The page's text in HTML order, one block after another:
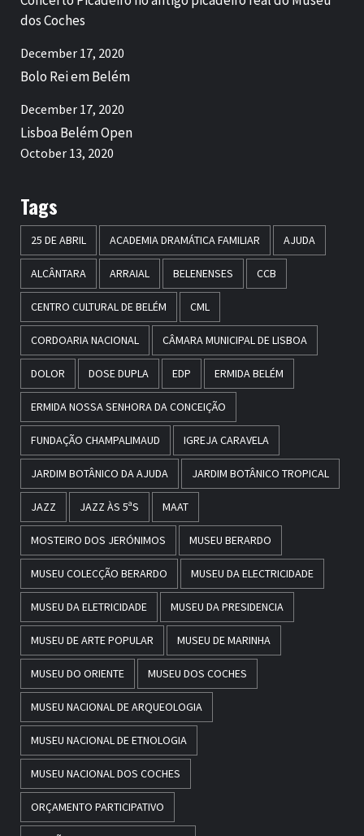
dos Coches
December 17, 2020
Bolo Rei em Belém
December 17, 2020
Lisboa Belém Open
October 13, 2020
Tags
25 DE ABRIL ACADEMIA DRAMÁTICA FAMILIAR AJUDA
ALCÂNTARA ARRAIAL BELENENSES CCB
CENTRO CULTURAL DE BELÉM CML
CORDOARIA NACIONAL CÂMARA MUNICIPAL DE LISBOA
DOLOR DOSE DUPLA EDP ERMIDA BELÉM
ERMIDA NOSSA SENHORA DA CONCEIÇÃO
FUNDAÇÃO CHAMPALIMAUD IGREJA CARAVELA
JARDIM BOTÂNICO DA AJUDA JARDIM BOTÂNICO TROPICAL
JAZZ JAZZ ÀS 5ªS MAAT
MOSTEIRO DOS JERÓNIMOS MUSEU BERARDO
MUSEU COLECÇÃO BERARDO MUSEU DA ELECTRICIDADE
MUSEU DA ELETRICIDADE MUSEU DA PRESIDENCIA
MUSEU DE ARTE POPULAR MUSEU DE MARINHA
MUSEU DO ORIENTE MUSEU DOS COCHES
MUSEU NACIONAL DE ARQUEOLOGIA
MUSEU NACIONAL DE ETNOLOGIA
MUSEU NACIONAL DOS COCHES
ORÇAMENTO PARTICIPATIVO